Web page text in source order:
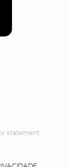
statement